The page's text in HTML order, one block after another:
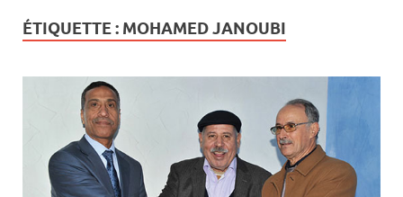
ÉTIQUETTE : MOHAMED JANOUBI